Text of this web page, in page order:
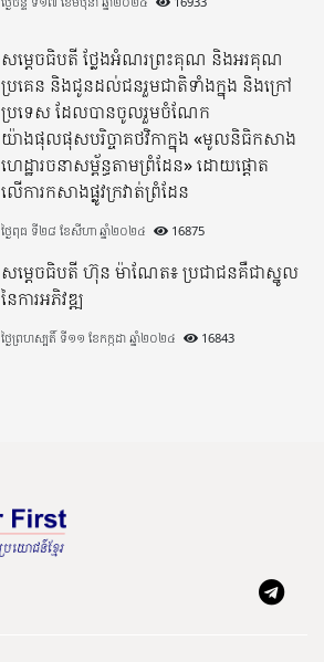
សម្តេចធិបតី ថ្លែងអំណរព្រះគុណ និងអរគុណ
ប្រគេន និងជូនដល់ជនរួមជាតិទាំងក្នុង​ និងក្រៅ
ប្រទេស​ ដែលបានចូលរួមចំណែក
យ៉ាងផុលផុសបរិច្ចាគថវិកាក្នុង «មូលនិធិកសាង
ហេដ្ឋារចនាសម្ព័ន្ធតាមព្រំដែន» ដោយផ្ដោត
លើការកសាងផ្លូវក្រវាត់ព្រំដែន
ថ្ងៃពុធ ទី២៨ ខែសីហា ឆ្នាំ២០២៤ 16875
សម្តេចធិបតី ហ៊ុន ម៉ាណែត៖ ប្រជាជនគឺជាស្នូល
នៃការអភិវឌ្ឍ
ថ្ងៃព្រហស្បតិ៍ ទី១១ ខែកក្កដា ឆ្នាំ២០២៤ 16843